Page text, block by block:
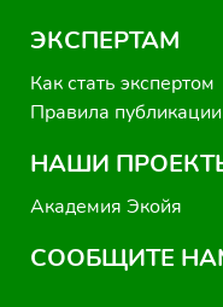
ЭКСПЕРТАМ
Как стать экспертом
Правила публикации
НАШИ
Академия Экойя
СООБЩИТЕ